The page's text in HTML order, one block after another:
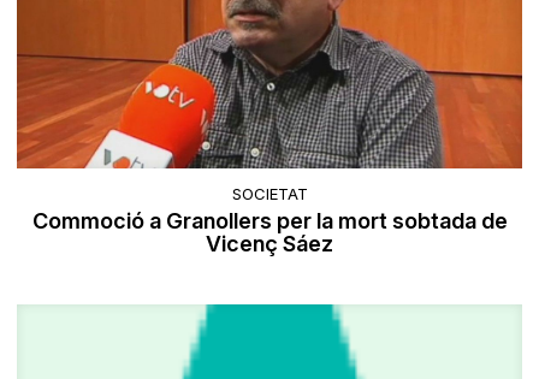
SOCIETAT
Commoció a Granollers per la mort sobtada de
Vicenç Sáez